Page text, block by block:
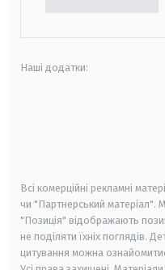
Наші додатки:
Всі комерційні рекламні
чи "Партнерський матеріал".
"Позиція" відображають
не поділяти їхніх поглядів.
цитування можна